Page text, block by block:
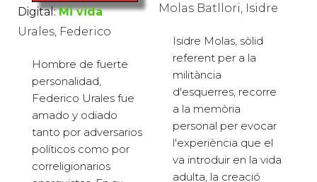
Digital: Mi vida
Urales, Federico
Hombre de fuerte
personalidad,
Federico Urales fue
amado y odiado
tanto por adversarios
políticos como por
correligionarios
Molas Batllori, Isidre
Isidre Molas, sòlid
referent per a la
militància
d'esquerres, recorre
a la memòria
personal per evocar
l'experiència que el
va introduir en la vida
adulta, la creació